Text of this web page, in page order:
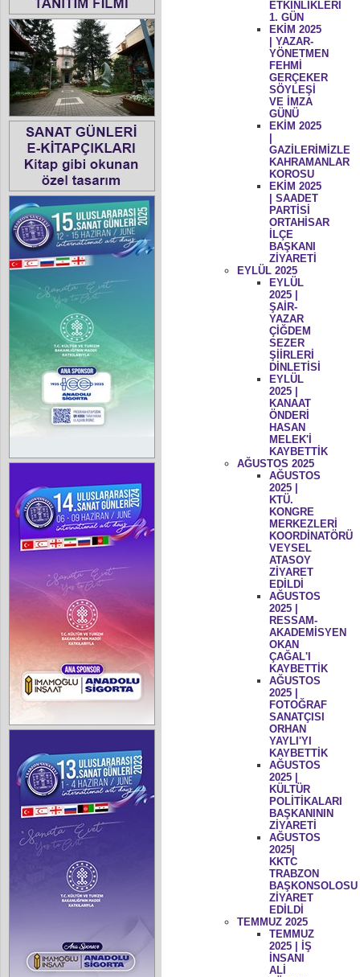
ETKİNLİKLERİ
1. GÜN
EKİM 2025
| YAZAR-
YÖNETMEN
FEHMİ
GERÇEKER
SÖYLEŞİ
VE İMZA
GÜNÜ
EKİM 2025
GAZİLERİMİZLE
KAHRAMANLAR
KOROSU
EKİM 2025
| SAADET
PARTİSİ
ORTAHİSAR
İLÇE
BAŞKANI
ZİYARETİ
EYLÜL 2025
EYLÜL
2025 |
ŞAİR-
YAZAR
ÇİĞDEM
SEZER
ŞİİRLERİ
DİNLETİSİ
EYLÜL
2025 |
KANAAT
ÖNDERİ
HASAN
MELEK'İ
KAYBETTİK
AĞUSTOS 2025
AĞUSTOS
2025 |
KTÜ.
KONGRE
MERKEZLERİ
KOORDİNATÖRÜ
VEYSEL
ATASOY
ZİYARET
EDİLDİ
AĞUSTOS
2025 |
RESSAM-
AKADEMİSYEN
OKAN
ÇAĞAL'I
KAYBETTİK
AĞUSTOS
2025 |
FOTOĞRAF
SANATÇISI
ORHAN
YAYLI'YI
KAYBETTİK
AĞUSTOS
2025 |
KÜLTÜR
POLİTİKALARI
BAŞKANININ
ZİYARETİ
AĞUSTOS
2025|
KKTC
TRABZON
BAŞKONSOLOSU
ZİYARET
EDİLDİ
TEMMUZ 2025
TEMMUZ
2025 | İŞ
İNSANI
ALİ